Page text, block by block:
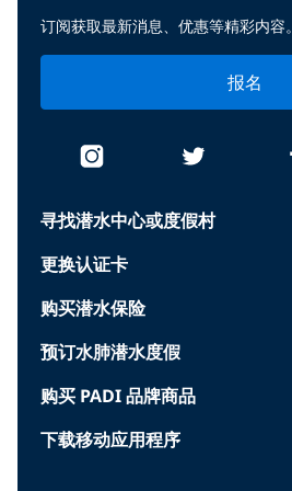
寻找潜水中心或度假村
更换认证卡
购买潜水保险
预订水肺潜水度假
购买 PADI 品牌商品
下载移动应用程序
订阅获取最新消息、优惠等精彩内容。
报名